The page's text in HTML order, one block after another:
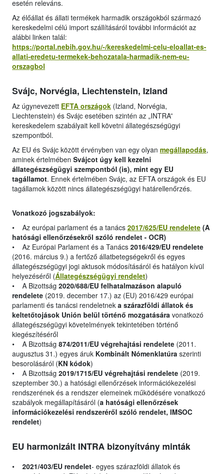
esetén releváns.
Az élőállat és állati termékek harmadik országokból származó
kereskedelmi célú import szállításáról további információt az
alábbi linken talál:
https://portal.nebih.gov.hu/-/kereskedelmi-celu-eloallat-es-
allati-eredetu-termekek-behozatala-harmadik-nem-eu-
orszagbol
Svájc, Norvégia, Liechtenstein, Izland
Az úgynevezett EFTA országok (Izland, Norvégia,
Liechtenstein) és Svájc esetében szintén az „INTRA”
kereskedelem szabályait kell követni állategészségügyi
szempontból.
Az EU és Svájc között érvényben van egy olyan megállapodás,
aminek értelmében Svájcot úgy kell kezelni
állategészségügyi szempontból (is), mint egy EU
tagállamot. Ennek értelmében Svájc, az EFTA országok és EU
tagállamok között nincs állategészségügyi határellenőrzés.
Vonatkozó jogszabályok:
• Az európai parlament és a tanács 2017/625/EU rendelete (A
hatósági ellenőrzésekről szóló rendelet - OCR)
• Az Európai Parlament és a Tanács 2016/429/EU rendelete
(2016. március 9.) a fertőző állatbetegségekről és egyes
állategészségügyi jogi aktusok módosításáról és hatályon kívül
helyezéséről (Állategészségügyi rendelet)
• A Bizottság 2020/688/EU felhatalmazáson alapuló
rendelete (2019. december 17.) az (EU) 2016/429 európai
parlamenti és tanácsi rendeletnek a szárazföldi állatok és
keltetőtojások Unión belül történő mozgatására vonatkozó
állategészségügyi követelmények tekintetében történő
kiegészítéséről
• A Bizottság 874/2011/EU végrehajtási rendelete (2011.
augusztus 31.) egyes áruk Kombinált Nómenklatúra szerinti
besorolásáról (KN kódok)
• A Bizottság 2019/1715/EU végrehajtási rendelete (2019.
szeptember 30.) a hatósági ellenőrzések információkezelési
rendszerének és a rendszer elemeinek működésére vonatkozó
szabályok megállapításáról (a hatósági ellenőrzések
információkezelési rendszeréről szóló rendelet, IMSOC
rendelet)
EU harmonizált INTRA bizonyítvány minták
• 2021/403/EU rendelet- egyes szárazföldi állatok és